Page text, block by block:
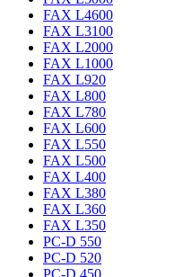
FAX L4600
FAX L3100
FAX L2000
FAX L1000
FAX L920
FAX L800
FAX L780
FAX L600
FAX L550
FAX L500
FAX L400
FAX L380
FAX L360
FAX L350
PC-D 550
PC-D 520
PC-D 450